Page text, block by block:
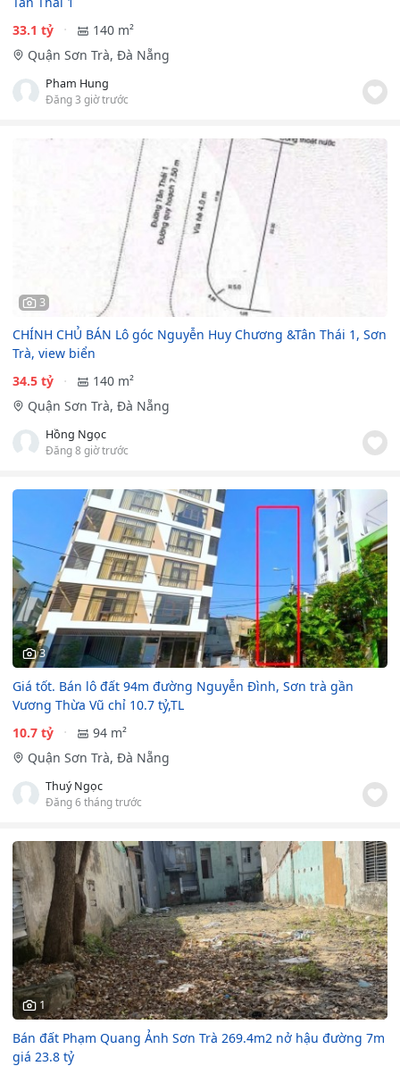
33.1 tỷ
140 m²
Quận Sơn Trà, Đà Nẵng
Pham Hung
Đăng 3 giờ trước
3
CHÍNH CHỦ BÁN Lô góc Nguyễn Huy Chương &Tân Thái 1, Sơn
Trà, view biển
34.5 tỷ
140 m²
Quận Sơn Trà, Đà Nẵng
Hồng Ngọc
Đăng 8 giờ trước
3
Giá tốt. Bán lô đất 94m đường Nguyễn Đình, Sơn trà gần
Vương Thừa Vũ chỉ 10.7 tỷ,TL
10.7 tỷ
94 m²
Quận Sơn Trà, Đà Nẵng
Thuý Ngọc
Đăng 6 tháng trước
1
Bán đất Phạm Quang Ảnh Sơn Trà 269.4m2 nở hậu đường 7m
giá 23.8 tỷ